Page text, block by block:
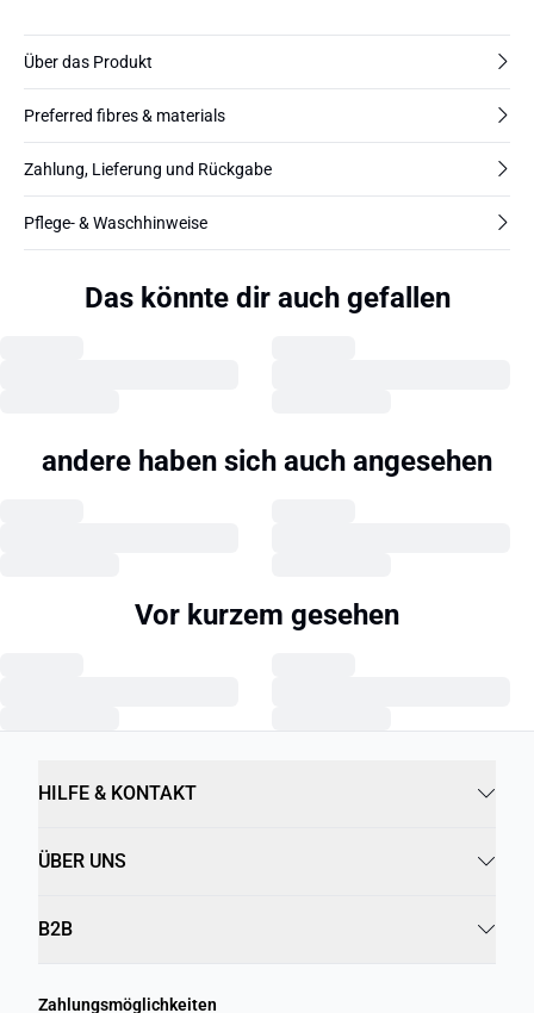
model is 180 cm and wearing size 36/S.
Über das Produkt
Preferred fibres & materials
Zahlung, Lieferung und Rückgabe
Pflege- & Waschhinweise
Das könnte dir auch gefallen
andere haben sich auch angesehen
Vor kurzem gesehen
HILFE & KONTAKT
ÜBER UNS
B2B
Zahlungsmöglichkeiten